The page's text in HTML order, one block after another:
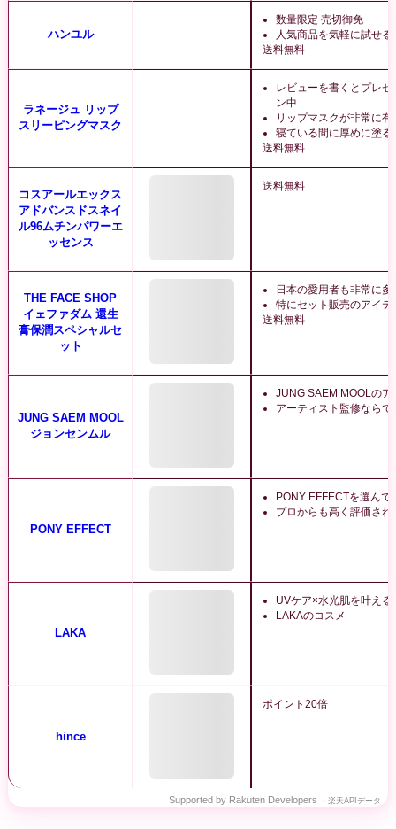
ハンユル
数量限定 売切御免
人気商品を気軽に試せる
送料無料
ラネージュ リップ
スリーピングマスク
レビューを書くとプレ
ン中
リップマスクが非常に有
寝ている間に厚めに塗る
送料無料
コスアールエックス
アドバンスドスネイ
ル96ムチンパワーエ
ッセンス
送料無料
THE FACE SHOP
イェファダム 還生
膏保潤スペシャルセ
ット
日本の愛用者も非常に多
特にセット販売のアイテ
送料無料
JUNG SAEM MOOL
ジョンセンムル
JUNG SAEM MOOLのア
アーティスト監修なら
PONY EFFECT
PONY EFFECTを選んで
プロからも高く評価され
LAKA
UVケア×水光肌を叶える
LAKAのコスメ
hince
ポイント20倍
Supported by Rakuten Developers ・楽天APIデータ